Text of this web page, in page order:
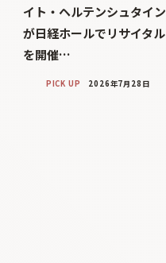
イト・ヘルテンシュタイン
が日経ホールでリサイタル
を開催…
PICK UP 2026年7月28日